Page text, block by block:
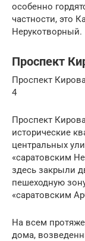
особенно
частности, это
Нерукотворный.
Проспект
Проспект
4
Проспект
исторические
центральных
«саратовским
здесь закрыли
пешеходную
«саратовским
На всем
дома,